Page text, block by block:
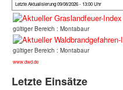
Letzte Aktualisierung 09/08/2026 - 13:00 Uhr
gültiger Bereich : Montabaur
gültiger Bereich : Montabaur
www.dwd.de
Letzte Einsätze